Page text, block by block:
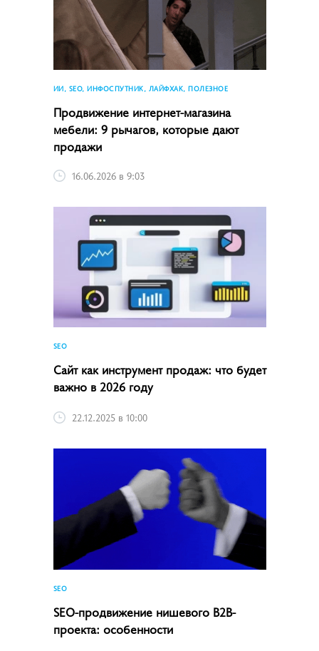
ИИ, SEO, ИНФОСПУТНИК, ЛАЙФХАК, ПОЛЕЗНОЕ
Продвижение интернет-магазина
мебели: 9 рычагов, которые дают
продажи
16.06.2026 в 9:03
SEO
Сайт как инструмент продаж: что будет
важно в 2026 году
22.12.2025 в 10:00
SEO
SEO-продвижение нишевого B2B-
проекта: особенности